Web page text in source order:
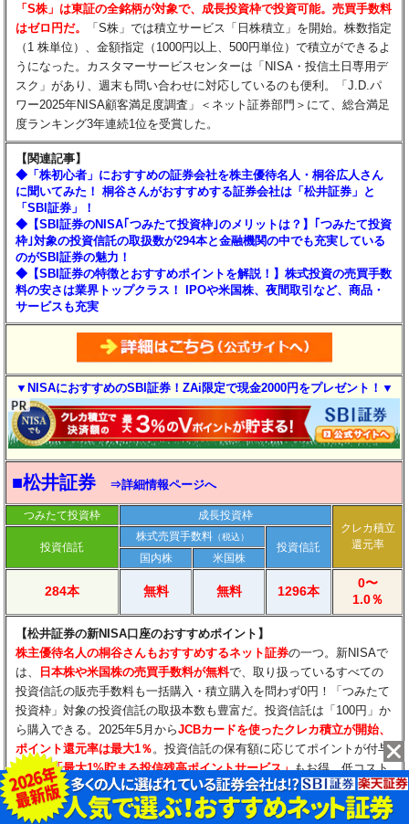
「S株」は東証の全銘柄が対象で、成長投資枠で投資可能。売買手数料
はゼロ円だ。
「S株」では積立サービス「日株積立」を開始。株数指定
（1 株単位）、金額指定（1000円以上、500円単位）で積立ができるよ
うになった。カスタマーサービスセンターは「NISA・投信土日専用デ
スク」があり、週末も問い合わせに対応しているのも便利。「J.D.パ
ワー2025年NISA顧客満足度調査」＜ネット証券部門＞にて、総合満足
度ランキング3年連続1位を受賞した。
【関連記事】
◆「株初心者」におすすめの証券会社を株主優待名人・桐谷広人さん
に聞いてみた！ 桐谷さんがおすすめする証券会社は「松井証券」と
「SBI証券」！
◆【SBI証券のNISA｢つみたて投資枠｣のメリットは？】｢つみたて投資
枠｣対象の投資信託の取扱数が294本と金融機関の中でも充実している
のがSBI証券の魅力！
◆【SBI証券の特徴とおすすめポイントを解説！】株式投資の売買手数
料の安さは業界トップクラス！ IPOや米国株、夜間取引など、商品・
サービスも充実
▼NISAにおすすめのSBI証券！ZAi限定で現金2000円をプレゼント！▼
■松井証券 ⇒詳細情報ページへ
つみたて投資枠
成長投資枠
クレカ積立
還元率
投資信託
株式売買手数料（税込）
投資信託
国内株
米国株
284本 無料 無料 1296本
0〜
1.0％
【松井証券の新NISA口座のおすすめポイント】
​株主優待名人の桐谷さんもおすすめするネット証券の一つ。新NISAで
は、
日本株や米国株の売買手数料が無料で、取り扱っているすべての
投資信託の販売手数料も一括購入・積立購入を問わず0円！「つみたて
投資枠」対象の投資信託の取扱本数も豊富だ。投資信託は「100円」か
ら購入できる。2025年5月からJCBカードを使ったクレカ積立が開始、
ポイント還元率は最大1％ 。投資信託の保有額に応じてポイントが付与
される「最大1%貯まる投信残高ポイントサービス」もお得。低コスト
インデックス投信を含めた全銘柄が対象で、5大ネット証券のなかで最
も高いポイント付与率を提供している（毎月のエントリーが必要）。i